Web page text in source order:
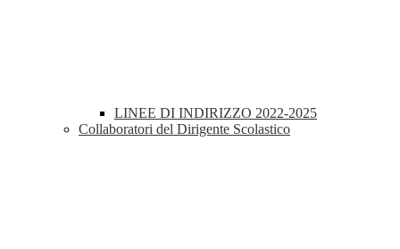
LINEE DI INDIRIZZO 2022-2025
Collaboratori del Dirigente Scolastico